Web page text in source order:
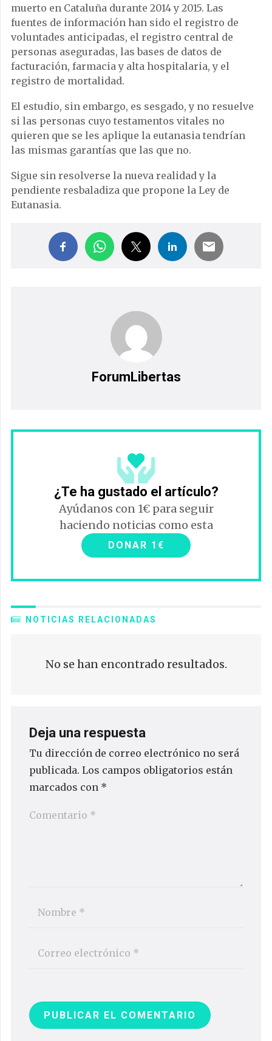
muerto en Cataluña durante 2014 y 2015. Las
fuentes de información han sido el registro de
voluntades anticipadas, el registro central de
personas aseguradas, las bases de datos de
facturación, farmacia y alta hospitalaria, y el
registro de mortalidad.
El estudio, sin embargo, es sesgado, y no resuelve
si las personas cuyo testamentos vitales no
quieren que se les aplique la eutanasia tendrían
las mismas garantías que las que no.
Sigue sin resolverse la nueva realidad y la
pendiente resbaladiza que propone la Ley de
Eutanasia.
ForumLibertas
¿Te ha gustado el artículo?
Ayúdanos con 1€ para seguir
haciendo noticias como esta
DONAR 1€
NOTICIAS RELACIONADAS
No se han encontrado resultados.
Deja una respuesta
Tu dirección de correo electrónico no será
publicada. Los campos obligatorios están
marcados con *
PUBLICAR EL COMENTARIO